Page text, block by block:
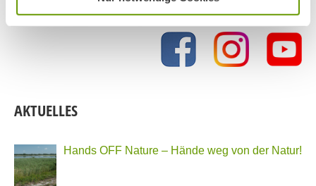
AKTUELLES
Hands OFF Nature – Hände weg von der Natur!